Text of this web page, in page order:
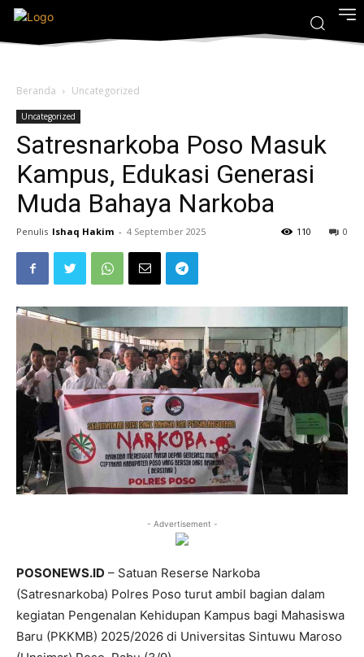
Beranda Uncategorized
Uncategorized
Satresnarkoba Poso Masuk
Kampus, Edukasi Generasi
Muda Bahaya Narkoba
Penulis Ishaq Hakim - 4 September 2025 0
110
- Advertisement -
POSONEWS.ID – Satuan Reserse Narkoba
(Satresnarkoba) Polres Poso turut ambil bagian dalam
kegiatan Pengenalan Kehidupan Kampus bagi Mahasiswa
Baru (PKKMB) 2025/2026 di Universitas Sintuwu Maroso